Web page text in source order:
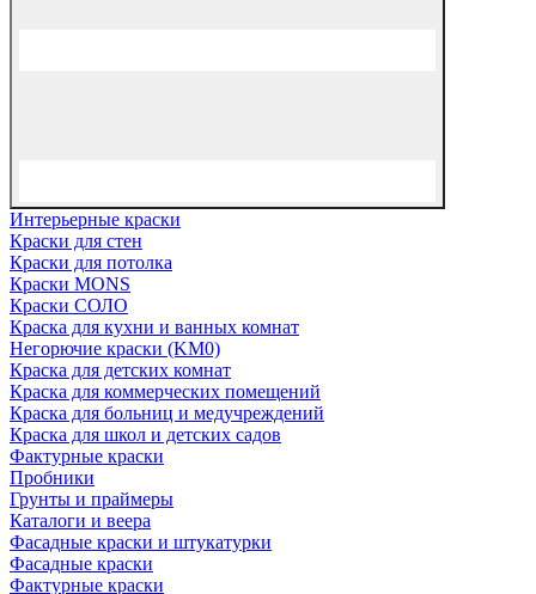
Интерьерные краски
Краски для стен
Краски для потолка
Краски MONS
Краски СОЛО
Краска для кухни и ванных комнат
Негорючие краски (KM0)
Краска для детских комнат
Краска для коммерческих помещений
Краска для больниц и медучреждений
Краска для школ и детских садов
Фактурные краски
Пробники
Грунты и праймеры
Каталоги и веера
Фасадные краски и штукатурки
Фасадные краски
Фактурные краски